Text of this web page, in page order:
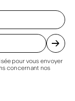
pour vous envoyer
concernant nos